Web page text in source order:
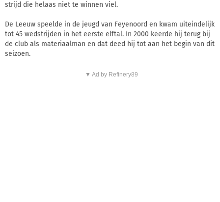
strijd die helaas niet te winnen viel.
De Leeuw speelde in de jeugd van Feyenoord en kwam uiteindelijk
tot 45 wedstrijden in het eerste elftal. In 2000 keerde hij terug bij
de club als materiaalman en dat deed hij tot aan het begin van dit
seizoen.
▼ Ad by Refinery89